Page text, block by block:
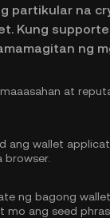
partikular na
Kung
ng
at
ang wallet
browser.
ng bagong
mo ang seed